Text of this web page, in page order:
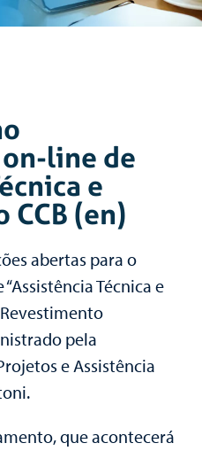
line de
e
CCB (en)
abertas para o
Técnica e
pela
e Assistência
que acontecerá